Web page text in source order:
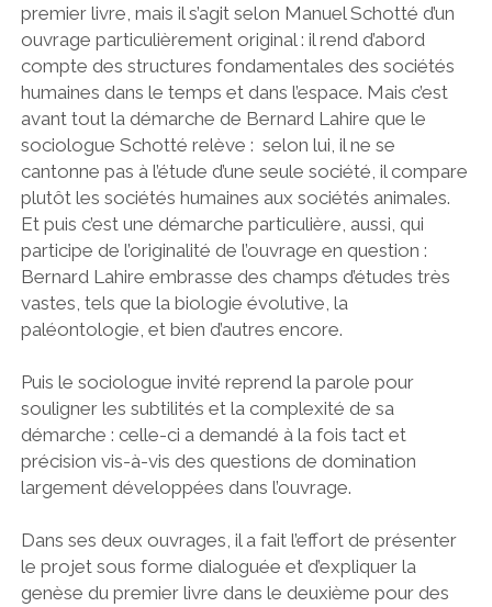
premier livre, mais il s’agit selon Manuel Schotté d’un
ouvrage particulièrement original : il rend d’abord
compte des structures fondamentales des sociétés
humaines dans le temps et dans l’espace. Mais c’est
avant tout la démarche de Bernard Lahire que le
sociologue Schotté relève : selon lui, il ne se
cantonne pas à l’étude d’une seule société, il compare
plutôt les sociétés humaines aux sociétés animales.
Et puis c’est une démarche particulière, aussi, qui
participe de l’originalité de l’ouvrage en question :
Bernard Lahire embrasse des champs d’études très
vastes, tels que la biologie évolutive, la
paléontologie, et bien d’autres encore.
Puis le sociologue invité reprend la parole pour
souligner les subtilités et la complexité de sa
démarche : celle-ci a demandé à la fois tact et
précision vis-à-vis des questions de domination
largement développées dans l’ouvrage.
Dans ses deux ouvrages, il a fait l’effort de présenter
le projet sous forme dialoguée et d’expliquer la
genèse du premier livre dans le deuxième pour des